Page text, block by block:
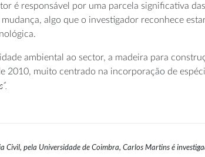
é responsável por uma parcela significativa
algo que o investigador reconhece
ambiental ao sector, a madeira para
2010, muito centrado na incorporação de
Civil, pela Universidade de Coimbra, Carlos Martins é